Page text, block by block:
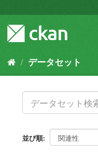
キ
容
データセット
並び順